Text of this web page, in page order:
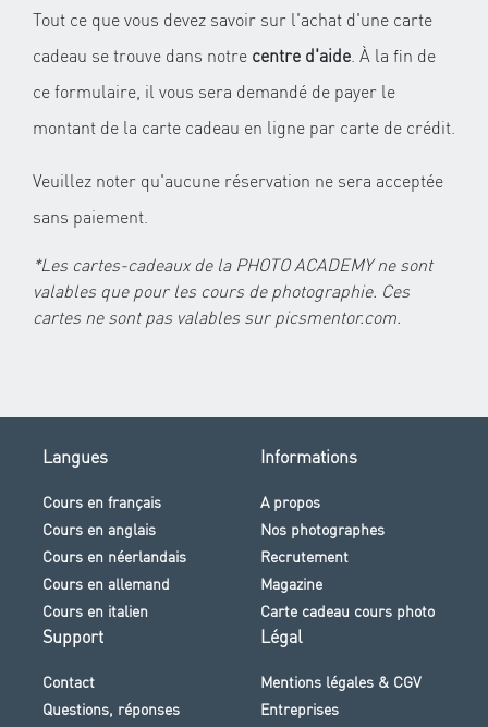
Tout ce que vous devez savoir sur l'achat d'une carte
cadeau se trouve dans notre centre d'aide
ce formulaire, il vous sera demandé de payer le
montant de la carte cadeau en ligne par carte de crédit.
Veuillez noter qu'aucune réservation ne sera acceptée
sans paiement.
*Les cartes-cadeaux de la PHOTO ACADEMY ne sont
valables que pour les cours de photographie. Ces
cartes ne sont pas valables sur picsmentor.com.
Langues
Cours en français
Cours en anglais
Cours en néerlandais
Cours en allemand
Cours en italien
Informations
A propos
Nos photographes
Recrutement
Magazine
Carte cadeau cours photo
Support
Contact
Questions, réponses
Légal
Mentions légales & CGV
Entreprises